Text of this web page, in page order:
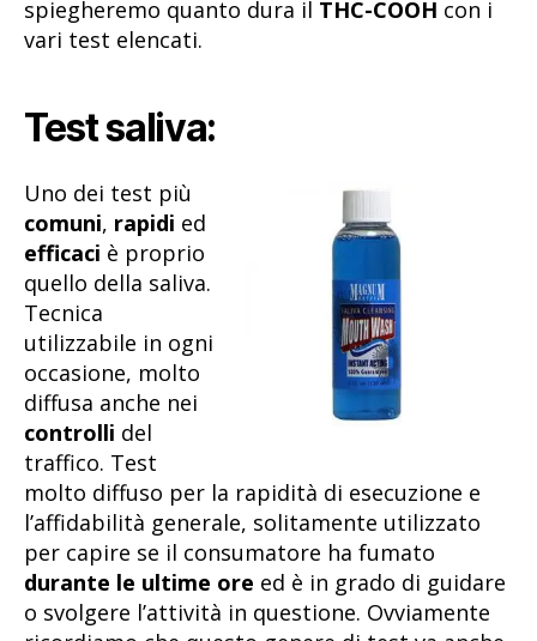
spiegheremo quanto dura il THC-COOH con i
vari test elencati.
Test saliva:
Uno dei test più
comuni, rapidi ed
efficaci è proprio
quello della saliva.
Tecnica
utilizzabile in ogni
occasione, molto
diffusa anche nei
controlli del
traffico. Test
molto diffuso per la rapidità di esecuzione e
l’affidabilità generale, solitamente utilizzato
per capire se il consumatore ha fumato
durante le ultime ore ed è in grado di guidare
o svolgere l’attività in questione. Ovviamente